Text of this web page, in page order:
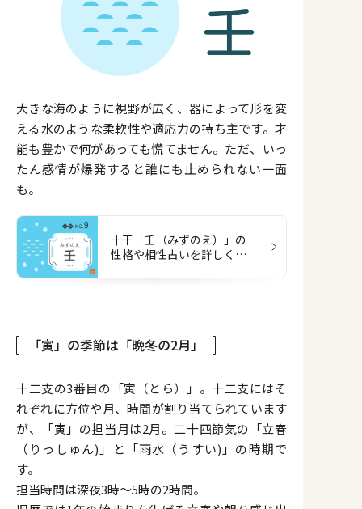
大きな海のように視野が広く、器によって形を変
える水のような柔軟性や適応力の持ち主です。才
能も豊かで何があっても慌てません。ただ、いっ
たん感情が爆発すると誰にも止められない一面
も。
十干「壬（みずのえ）」の
性格や相性占いを詳しく解
「寅」の季節は「晩冬の2月」
十二支の3番目の「寅（とら）」。十二支にはそ
れぞれに方位や月、時間が割り当てられています
が、「寅」の担当月は2月。二十四節気の「立春
（りっしゅん)」と「雨水（うすい)」の時期で
す。
担当時間は深夜3時〜5時の2時間。